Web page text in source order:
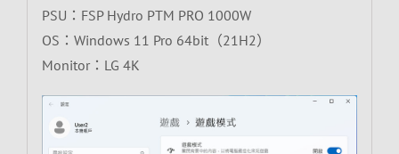
PSU：FSP Hydro PTM PRO 1000W
OS：Windows 11 Pro 64bit（21H2）
Monitor：LG 4K